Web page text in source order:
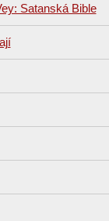
Satanská Bible